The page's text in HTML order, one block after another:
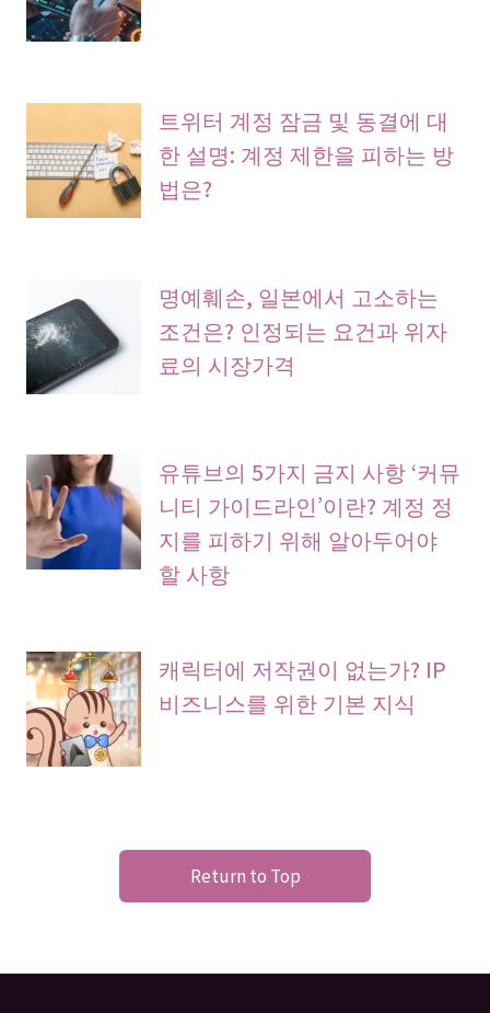
트위터 계정 잠금 및 동결에 대
한 설명: 계정 제한을 피하는 방
법은?
명예훼손, 일본에서 고소하는
조건은? 인정되는 요건과 위자
료의 시장가격
유튜브의 5가지 금지 사항 ‘커뮤
니티 가이드라인’이란? 계정 정
지를 피하기 위해 알아두어야
할 사항
캐릭터에 저작권이 없는가? IP
비즈니스를 위한 기본 지식
Return to Top